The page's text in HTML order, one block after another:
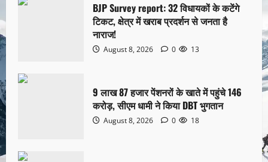
BJP Survey report: 32 विधायकों के कटेंगे
टिकट, क्षेत्र में खराब प्रदर्शन से जनता है
नाराज!
August 8, 2026 0 13
9 लाख 87 हजार पेंशनरों के खाते में पहुंचे 146
करोड़, सीएम धामी ने किया DBT भुगतान
August 8, 2026 0 18